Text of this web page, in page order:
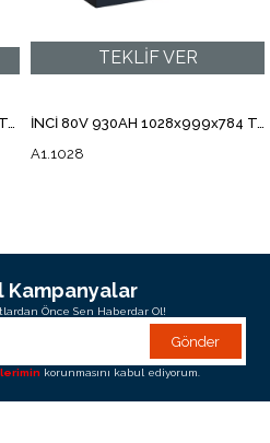
YİĞİT 48V 500Ah 830x522x627 Traksiyoner Forklift Aküsü A1.1011
İNCİ 80V 930AH 1028x999x784 Traksiyoner Forklift Aküsü A1.1028
A1.1028
Kampanyalar
Önce Sen Haberdar Ol!
Gönder
korunmasını kabul ediyorum.